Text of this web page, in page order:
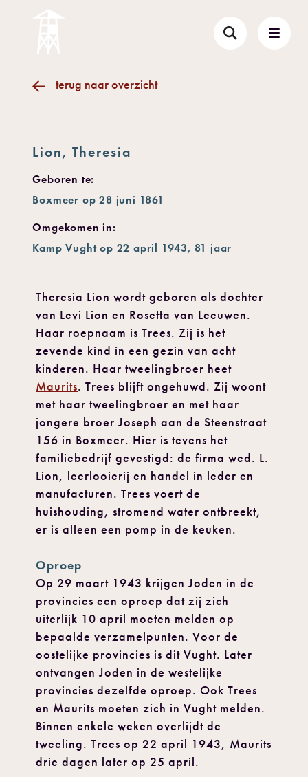
terug naar overzicht
Lion, Theresia
Geboren te:
Boxmeer op 28 juni 1861
Omgekomen in:
Kamp Vught op 22 april 1943, 81 jaar
Theresia Lion wordt geboren als dochter
van Levi Lion en Rosetta van Leeuwen.
Haar roepnaam is Trees. Zij is het
zevende kind in een gezin van acht
kinderen. Haar tweelingbroer heet
Maurits. Trees blijft ongehuwd. Zij woont
met haar tweelingbroer en met haar
jongere broer Joseph aan de Steenstraat
156 in Boxmeer. Hier is tevens het
familiebedrijf gevestigd: de firma wed. L.
Lion, leerlooierij en handel in leder en
manufacturen. Trees voert de
huishouding, stromend water ontbreekt,
er is alleen een pomp in de keuken.
Oproep
Op 29 maart 1943 krijgen Joden in de
provincies een oproep dat zij zich
uiterlijk 10 april moeten melden op
bepaalde verzamelpunten. Voor de
oostelijke provincies is dit Vught. Later
ontvangen Joden in de westelijke
provincies dezelfde oproep. Ook Trees
en Maurits moeten zich in Vught melden.
Binnen enkele weken overlijdt de
tweeling. Trees op 22 april 1943, Maurits
drie dagen later op 25 april.